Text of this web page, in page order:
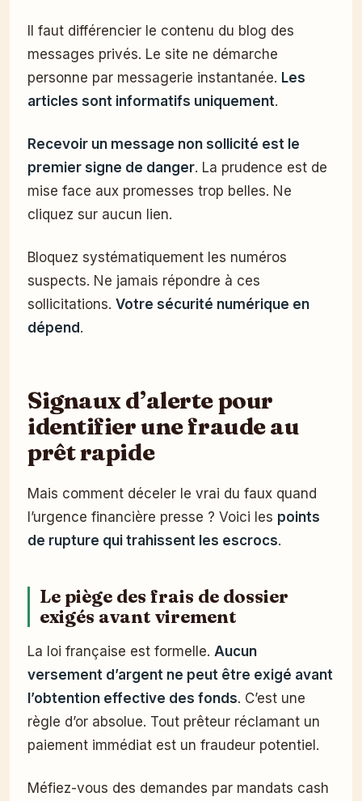
Il faut différencier le contenu du blog des
messages privés. Le site ne démarche
personne par messagerie instantanée. Les
articles sont informatifs uniquement.
Recevoir un message non sollicité est le
premier signe de danger. La prudence est de
mise face aux promesses trop belles. Ne
cliquez sur aucun lien.
Bloquez systématiquement les numéros
suspects. Ne jamais répondre à ces
sollicitations. Votre sécurité numérique en
dépend .
Signaux d’alerte pour
identifier une fraude au
prêt rapide
Mais comment déceler le vrai du faux quand
l’urgence financière presse ? Voici les points
de rupture qui trahissent les escrocs.
Le piège des frais de dossier
exigés avant virement
La loi française est formelle. Aucun
versement d’argent ne peut être exigé avant
l’obtention effective des fonds. C’est une
règle d’or absolue. Tout prêteur réclamant un
paiement immédiat est un fraudeur potentiel.
Méfiez-vous des demandes par mandats cash